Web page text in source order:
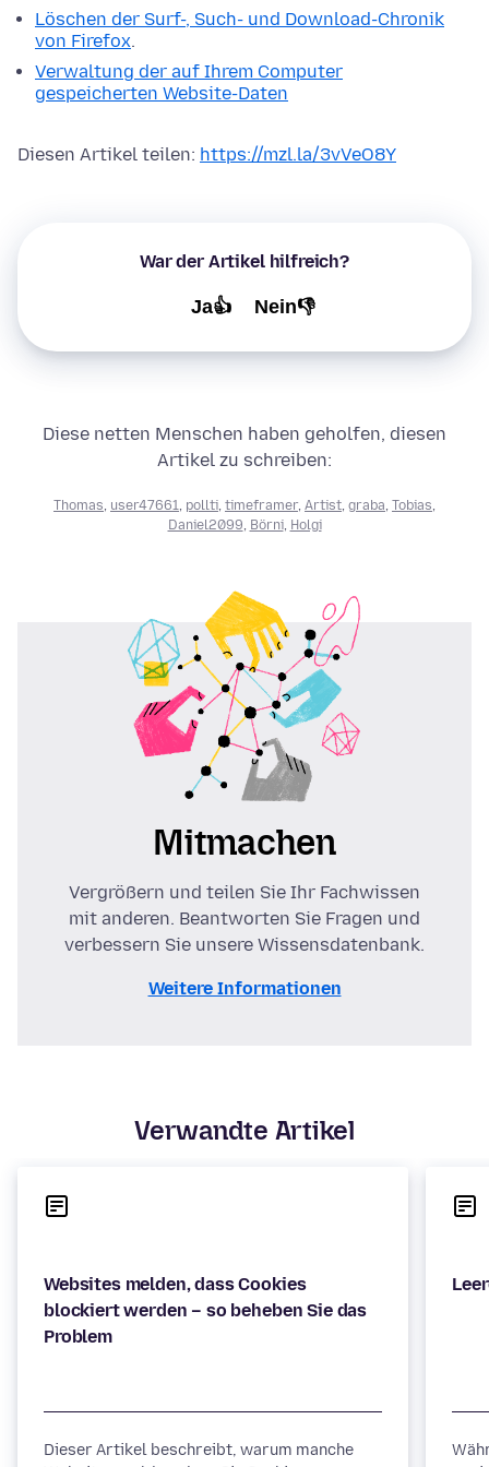
Löschen der Surf-, Such- und Download-Chronik
von Firefox.
Verwaltung der auf Ihrem Computer
gespeicherten Website-Daten
Diesen Artikel teilen: https://mzl.la/3vVeO8Y
War der Artikel hilfreich?
Ja👍 Nein👎
Diese netten Menschen haben geholfen, diesen
Artikel zu schreiben:
Thomas user47661 pollti timeframer, Artist graba Tobias
Daniel2099 Börni, Holgi
Mitmachen
Vergrößern und teilen Sie Ihr Fachwissen
mit anderen. Beantworten Sie Fragen und
verbessern Sie unsere Wissensdatenbank.
Weitere Informationen
Verwandte Artikel
Websites melden, dass Cookies
blockiert werden – so beheben Sie das
Problem
Dieser Artikel beschreibt, warum manche